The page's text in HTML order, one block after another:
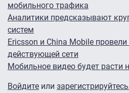
мобильного трафика
Аналитики предсказывают
систем
Ericsson и China Mobile
действующей сети
Мобильное видео будет расти
Войдите или зарегистрируйтесь